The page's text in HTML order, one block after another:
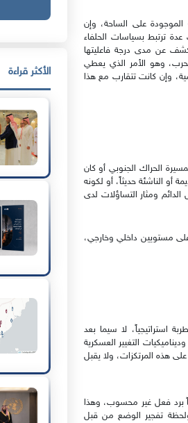
الموجودة على الساحة، وإن
ترتبط بسياسات الحلفاء
عن مدى درجة فاعليتها
وهو الأمر الذي يعطي
وإن كانت تتقارب مع هذا
الحراك الجنوبي أو كان
أو الناشئة حديثاً، أو لكونه
ومثار التساؤلات لدى
مستويين داخلي وخارجي،
استراتيجياً، لا سيما بعد
التغيير العسكرية
هذه المرتكزات، ولا يقبل
برد فعل غير محسوب، وهذا
تفجير الوضع من قبل
الأكثر قراءة